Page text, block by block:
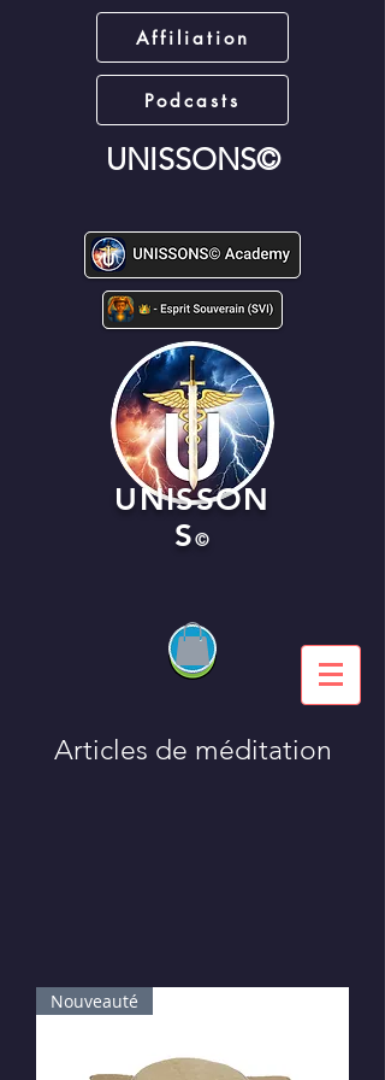
Affiliation
Podcasts
UNISSONS©
UNISSON
S©
Articles de méditation
Nouveauté